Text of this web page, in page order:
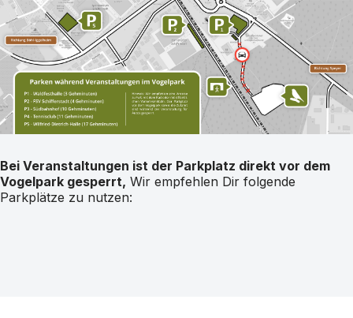
Bei Veranstaltungen ist der Parkplatz direkt vor dem
Vogelpark gesperrt, Wir empfehlen Dir folgende
Parkplätze zu nutzen: